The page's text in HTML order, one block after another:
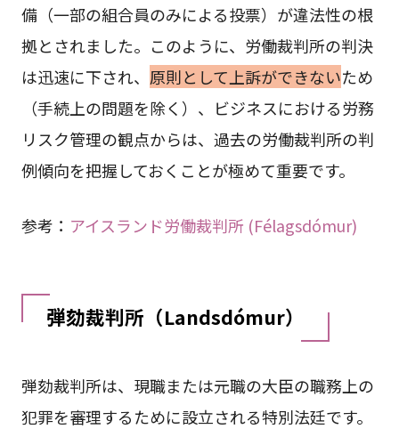
備（一部の組合員のみによる投票）が違法性の根
拠とされました。このように、労働裁判所の判決
は迅速に下され、 原則として上訴ができないため
（手続上の問題を除く）、ビジネスにおける労務
リスク管理の観点からは、過去の労働裁判所の判
例傾向を把握しておくことが極めて重要です。
参考： アイスランド労働裁判所 (Félagsdómur)
弾劾裁判所（Landsdómur）
弾劾裁判所は、現職または元職の大臣の職務上の
犯罪を審理するために設立される特別法廷です。